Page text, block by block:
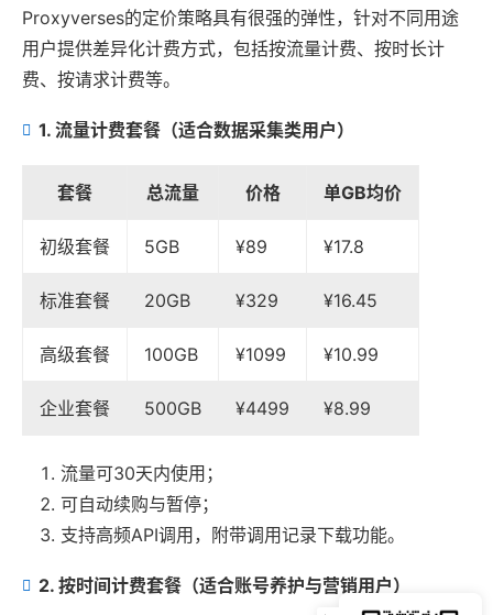
Proxyverses的定价策略具有很强的弹性，针对不同用途
用户提供差异化计费方式，包括按流量计费、按时长计
费、按请求计费等。
1. 流量计费套餐（适合数据采集类用户）
套餐 总流量 价格 单GB均价
初级套餐 5GB ¥89 ¥17.8
标准套餐 20GB ¥329 ¥16.45
高级套餐 100GB ¥1099 ¥10.99
企业套餐 500GB ¥4499 ¥8.99
流量可30天内使用；
可自动续购与暂停；
支持高频API调用，附带调用记录下载功能。
2. 按时间计费套餐（适合账号养护与营销用户）